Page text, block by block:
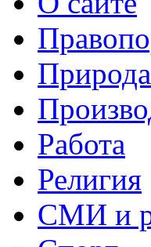
Природа
Работа
Религия
СМИ и